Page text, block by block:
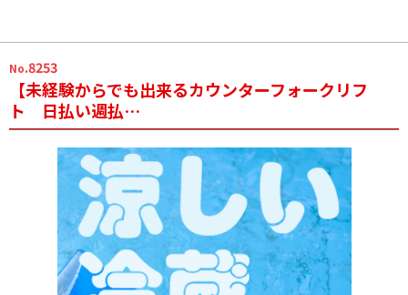
No.8253
【未経験からでも出来るカウンターフォークリフ
ト 日払い週払…